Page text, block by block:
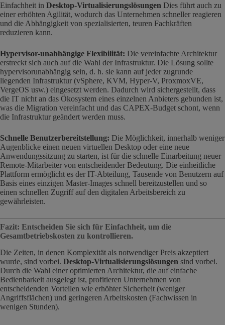
Einfachheit in Desktop-Virtualisierungslösungen Dies führt auch zu
einer erhöhten Agilität, wodurch das Unternehmen schneller reagieren
und die Abhängigkeit von spezialisierten, teuren Fachkräften
reduzieren kann.
Hypervisor-unabhängige Flexibilität: Die vereinfachte Architektur
erstreckt sich auch auf die Wahl der Infrastruktur. Die Lösung sollte
hypervisorunabhängig sein, d. h. sie kann auf jeder zugrunde
liegenden Infrastruktur (vSphere, KVM, Hyper-V, ProxmoxVE,
VergeOS usw.) eingesetzt werden. Dadurch wird sichergestellt, dass
die IT nicht an das Ökosystem eines einzelnen Anbieters gebunden ist,
was die Migration vereinfacht und das CAPEX-Budget schont, wenn
die Infrastruktur geändert werden muss.
Schnelle Benutzerbereitstellung: Die Möglichkeit, innerhalb weniger
Augenblicke einen neuen virtuellen Desktop oder eine neue
Anwendungssitzung zu starten, ist für die schnelle Einarbeitung neuer
Remote-Mitarbeiter von entscheidender Bedeutung. Die einheitliche
Plattform ermöglicht es der IT-Abteilung, Tausende von Benutzern auf
Basis eines einzigen Master-Images schnell bereitzustellen und so
einen schnellen Zugriff auf den digitalen Arbeitsbereich zu
gewährleisten.
Fazit: Entscheiden Sie sich für Einfachheit, um die
Gesamtbetriebskosten zu kontrollieren.
Die Zeiten, in denen Komplexität als notwendiger Preis akzeptiert
wurde, sind vorbei. Desktop-Virtualisierungslösungen sind vorbei.
Durch die Wahl einer optimierten Architektur, die auf einfache
Bedienbarkeit ausgelegt ist, profitieren Unternehmen von
entscheidenden Vorteilen wie erhöhter Sicherheit (weniger
Angriffsflächen) und geringeren Arbeitskosten (Fachwissen in
wenigen Stunden).